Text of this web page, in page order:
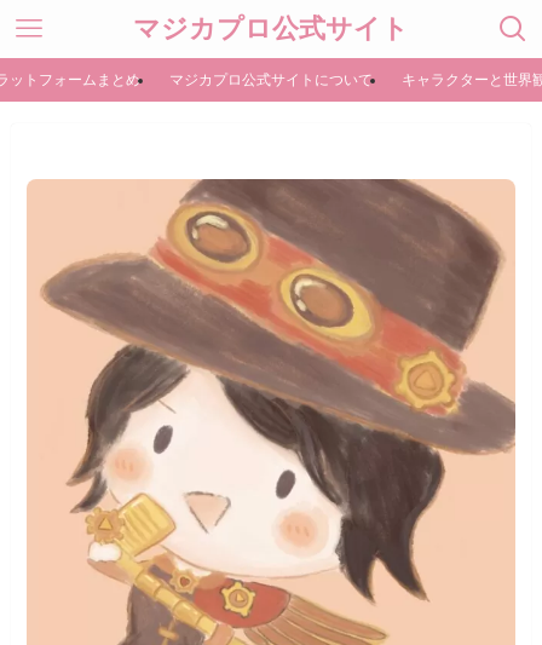
マジカプロ公式サイト
ットフォームまとめ マジカプロ公式サイトについて キャラクターと世界